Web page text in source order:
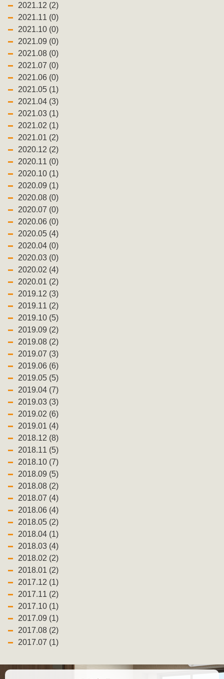
2021.12 (2)
2021.11 (0)
2021.10 (0)
2021.09 (0)
2021.08 (0)
2021.07 (0)
2021.06 (0)
2021.05 (1)
2021.04 (3)
2021.03 (1)
2021.02 (1)
2021.01 (2)
2020.12 (2)
2020.11 (0)
2020.10 (1)
2020.09 (1)
2020.08 (0)
2020.07 (0)
2020.06 (0)
2020.05 (4)
2020.04 (0)
2020.03 (0)
2020.02 (4)
2020.01 (2)
2019.12 (3)
2019.11 (2)
2019.10 (5)
2019.09 (2)
2019.08 (2)
2019.07 (3)
2019.06 (6)
2019.05 (5)
2019.04 (7)
2019.03 (3)
2019.02 (6)
2019.01 (4)
2018.12 (8)
2018.11 (5)
2018.10 (7)
2018.09 (5)
2018.08 (2)
2018.07 (4)
2018.06 (4)
2018.05 (2)
2018.04 (1)
2018.03 (4)
2018.02 (2)
2018.01 (2)
2017.12 (1)
2017.11 (2)
2017.10 (1)
2017.09 (1)
2017.08 (2)
2017.07 (1)